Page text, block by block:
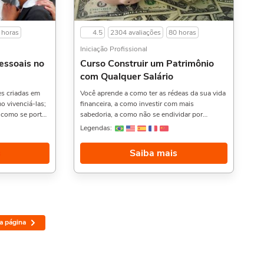
no
criadas em
vivenciá-las;
se portar
com
criar uma
80 horas
concluído
de carga
4.5 2304 avaliações
80 horas
Iniciação Profissional
Curso Construir um Patrimônio
com Qualquer Salário
Você aprende a como ter as rédeas da sua vida
financeira, a como investir com mais
sabedoria, a como não se endividar por
qualquer coisa e muito mais.Uma dica seria
Financeira com HP 12C na Prática,, Finanças
públicas para concursos, e Prevenção a
Legendas:
Saiba mais
página